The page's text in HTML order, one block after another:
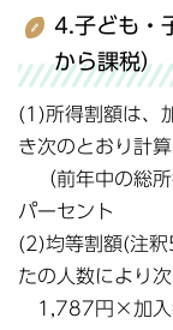
4.子ども・
から課税）
(1)所得割額は、
き次のとおり計算
（前年中の総
パーセント
(2)均等割額(注釈
たの人数により
1,787円×加入